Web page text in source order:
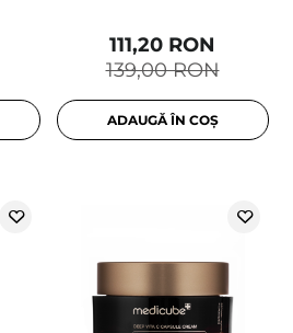
139,00 RON
111,20 RON
ADAUGĂ ÎN COȘ